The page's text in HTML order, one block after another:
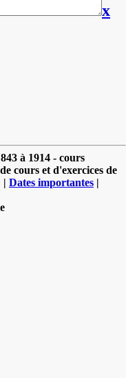
x
à 1914 - cours
cours et d'exercices de
| Dates importantes |